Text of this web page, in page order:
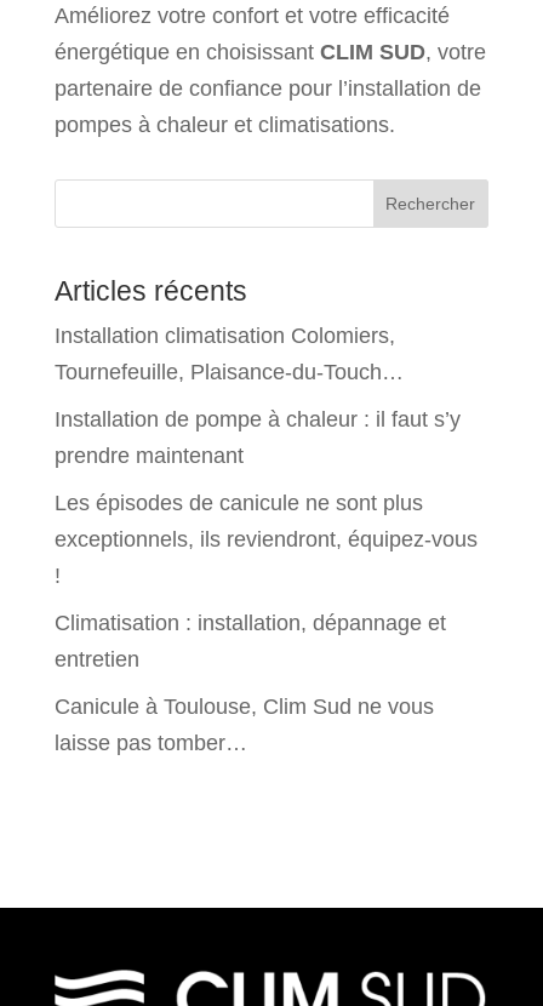
Améliorez votre confort et votre efficacité
énergétique en choisissant CLIM SUD, votre
partenaire de confiance pour l’installation de
pompes à chaleur et climatisations.
Rechercher
Articles récents
Installation climatisation Colomiers,
Tournefeuille, Plaisance-du-Touch…
Installation de pompe à chaleur : il faut s’y
prendre maintenant
Les épisodes de canicule ne sont plus
exceptionnels, ils reviendront, équipez-vous
!
Climatisation : installation, dépannage et
entretien
Canicule à Toulouse, Clim Sud ne vous
laisse pas tomber…